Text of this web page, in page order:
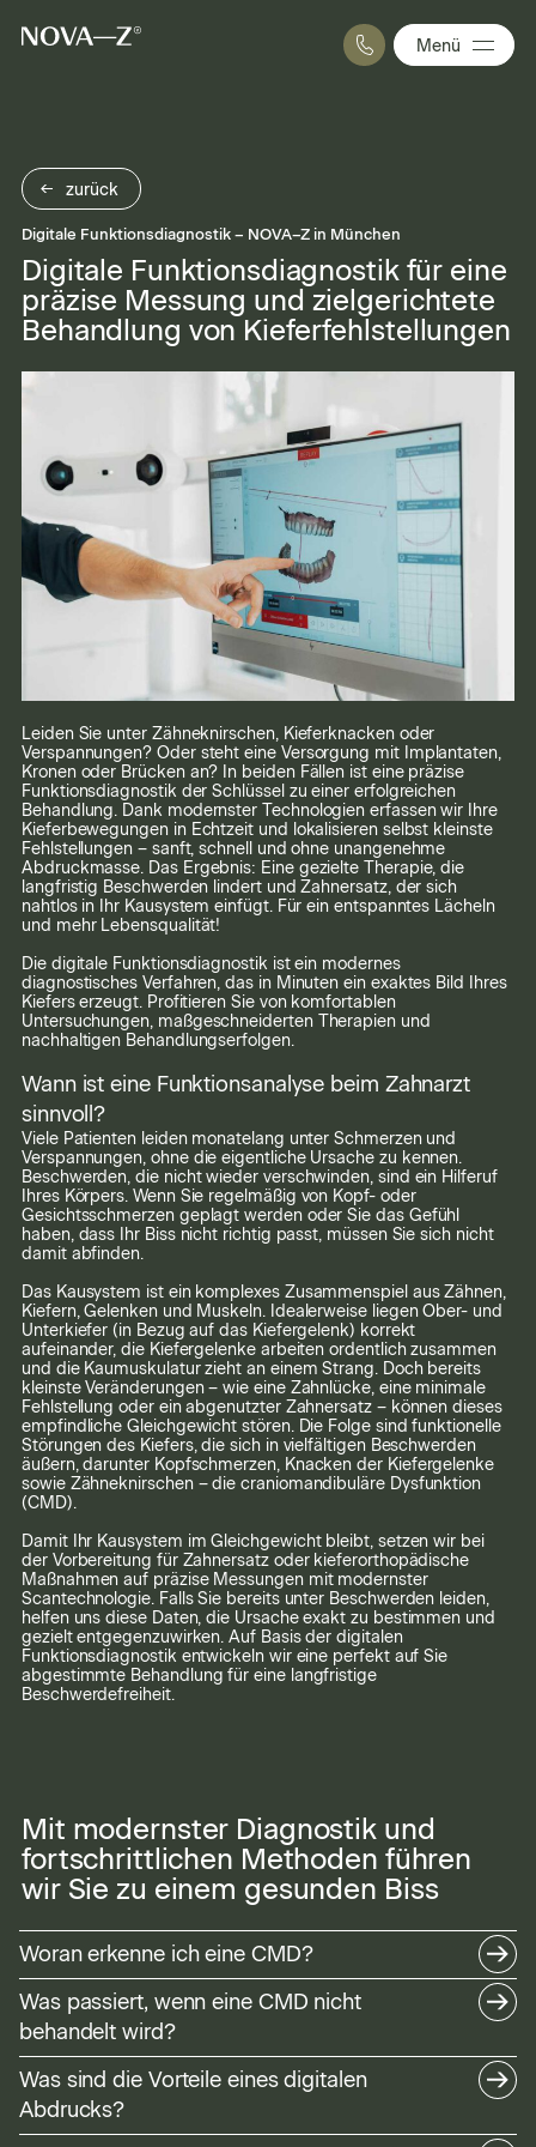
Menü
zurück
Digitale Funktionsdiagnostik – NOVA–Z in München
Digitale Funktionsdiagnostik für eine
präzise Messung und zielgerichtete
Behandlung von Kieferfehlstellungen
Leiden Sie unter Zähneknirschen, Kieferknacken oder
Verspannungen? Oder steht eine Versorgung mit Implantaten,
Kronen oder Brücken an? In beiden Fällen ist eine präzise
Funktionsdiagnostik der Schlüssel zu einer erfolgreichen
Behandlung. Dank modernster Technologien erfassen wir Ihre
Kieferbewegungen in Echtzeit und lokalisieren selbst kleinste
Fehlstellungen – sanft, schnell und ohne unangenehme
Abdruckmasse. Das Ergebnis: Eine gezielte Therapie, die
langfristig Beschwerden lindert und Zahnersatz, der sich
nahtlos in Ihr Kausystem einfügt. Für ein entspanntes Lächeln
und mehr Lebensqualität!
Die digitale Funktionsdiagnostik ist ein modernes
diagnostisches Verfahren, das in Minuten ein exaktes Bild Ihres
Kiefers erzeugt. Profitieren Sie von komfortablen
Untersuchungen, maßgeschneiderten Therapien und
nachhaltigen Behandlungserfolgen.
Wann ist eine Funktionsanalyse beim Zahnarzt
sinnvoll?
Viele Patienten leiden monatelang unter Schmerzen und
Verspannungen, ohne die eigentliche Ursache zu kennen.
Beschwerden, die nicht wieder verschwinden, sind ein Hilferuf
Ihres Körpers. Wenn Sie regelmäßig von Kopf- oder
Gesichtsschmerzen geplagt werden oder Sie das Gefühl
haben, dass Ihr Biss nicht richtig passt, müssen Sie sich nicht
damit abfinden.
Das Kausystem ist ein komplexes Zusammenspiel aus Zähnen,
Kiefern, Gelenken und Muskeln. Idealerweise liegen Ober- und
Unterkiefer (in Bezug auf das Kiefergelenk) korrekt
aufeinander, die Kiefergelenke arbeiten ordentlich zusammen
und die Kaumuskulatur zieht an einem Strang. Doch bereits
kleinste Veränderungen – wie eine Zahnlücke, eine minimale
Fehlstellung oder ein abgenutzter Zahnersatz – können dieses
empfindliche Gleichgewicht stören. Die Folge sind funktionelle
Störungen des Kiefers, die sich in vielfältigen Beschwerden
äußern, darunter Kopfschmerzen, Knacken der Kiefergelenke
sowie Zähneknirschen – die craniomandibuläre Dysfunktion
(CMD).
Damit Ihr Kausystem im Gleichgewicht bleibt, setzen wir bei
der Vorbereitung für Zahnersatz oder kieferorthopädische
Maßnahmen auf präzise Messungen mit modernster
Scantechnologie. Falls Sie bereits unter Beschwerden leiden,
helfen uns diese Daten, die Ursache exakt zu bestimmen und
gezielt entgegenzuwirken. Auf Basis der digitalen
Funktionsdiagnostik entwickeln wir eine perfekt auf Sie
abgestimmte Behandlung für eine langfristige
Beschwerdefreiheit.
Mit modernster Diagnostik und
fortschrittlichen Methoden führen
wir Sie zu einem gesunden Biss
Woran erkenne ich eine CMD?
Leiden Sie unter Kieferbeschwerden oder Verspannungen in
Kopf, Nacken und Rücken? Haben Sie das Gefühl, dass Ihr Biss
gestört ist? Diese und andere Beschwerden sind oft Anzeichen
einer craniomandibulären Dysfunktion (CMD):
Schmerzen im Kiefergelenk und Gelenkknacken
Was passiert, wenn eine CMD nicht
behandelt wird?
Je früher eine Störung erkannt wird, desto einfacher lässt sie
sich behandeln – je länger sie unbehandelt bleibt, desto größer
Was sind die Vorteile eines digitalen
Abdrucks?